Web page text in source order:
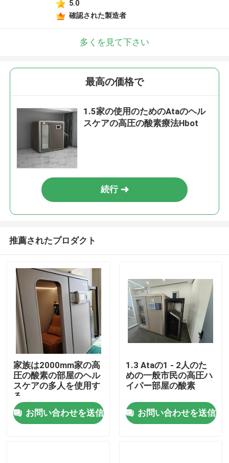
家
5.0
確認された製造者
多くを見て下さい
最高の価格で
1.5家の使用のためのAtaのヘル
スケアの高圧の酸素療法Hbot
続行
推薦されたプロダクト
家族は2000mm家の高
圧の酸素の部屋のヘル
スケアの多人を使用す
る
お問い合わせを送信
1.3 Ataの1 - 2人のた
めの一般市民の高圧ハ
イパー部屋の酸素
お問い合わせを送信